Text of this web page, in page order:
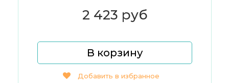
2 423 руб
В корзину
Добавить в избранное